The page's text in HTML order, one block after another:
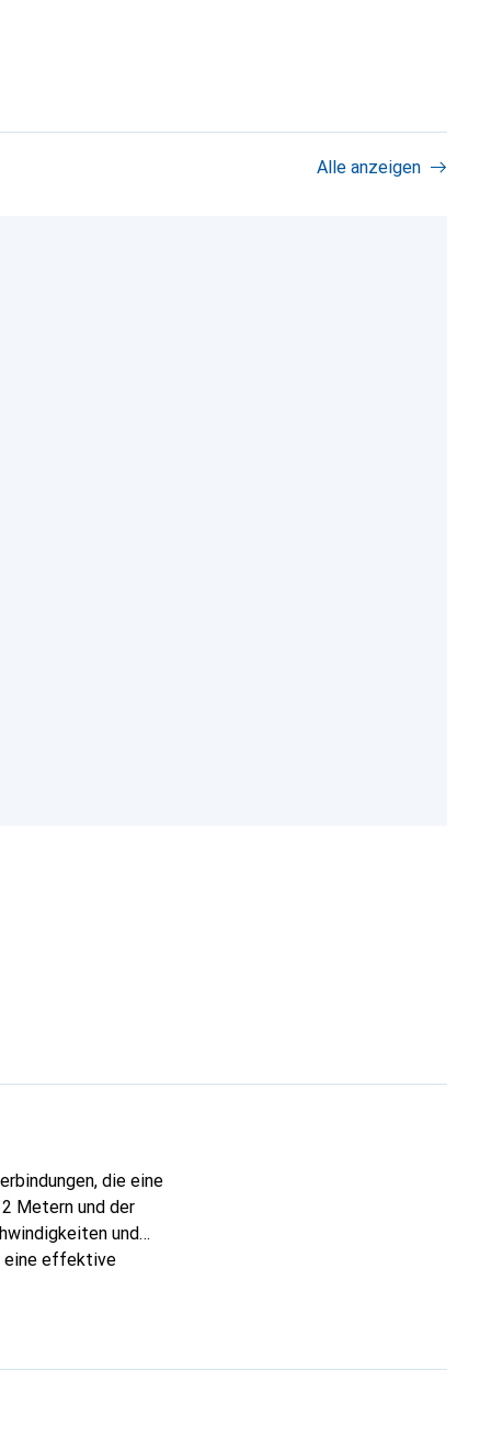
Alle anzeigen
die eine
Metern und der
und
eine effektive
Stecker
Zero
bei. Dieses
in ihren